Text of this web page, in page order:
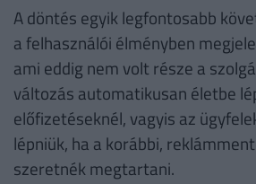
A döntés egyik legfontosabb
a felhasználói élményben
ami eddig nem volt része a
változás automatikusan életbe
előfizetéseknél, vagyis az
lépniük, ha a korábbi,
szeretnék megtartani.